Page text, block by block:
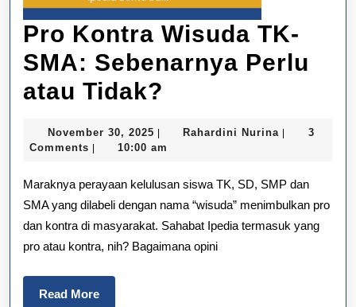
Pro Kontra Wisuda TK-
SMA: Sebenarnya Perlu
atau Tidak?
Wisuda
TK-
SMA:
Sebenarnya
Perlu
November 30, 2025 November
30,
Rahardini Nurina Rahardini
3
Comments
10:00 am
Maraknya perayaan kelulusan siswa TK, SD, SMP dan
SMA yang dilabeli dengan nama “wisuda” menimbulkan pro
dan kontra di masyarakat. Sahabat Ipedia termasuk yang
pro atau kontra, nih? Bagaimana opini
Read MoreRead